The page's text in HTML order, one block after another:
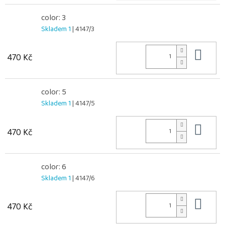
color: 3
Skladem 1| 4147/3
470 Kč
color: 5
Skladem 1| 4147/5
470 Kč
color: 6
Skladem 1| 4147/6
470 Kč